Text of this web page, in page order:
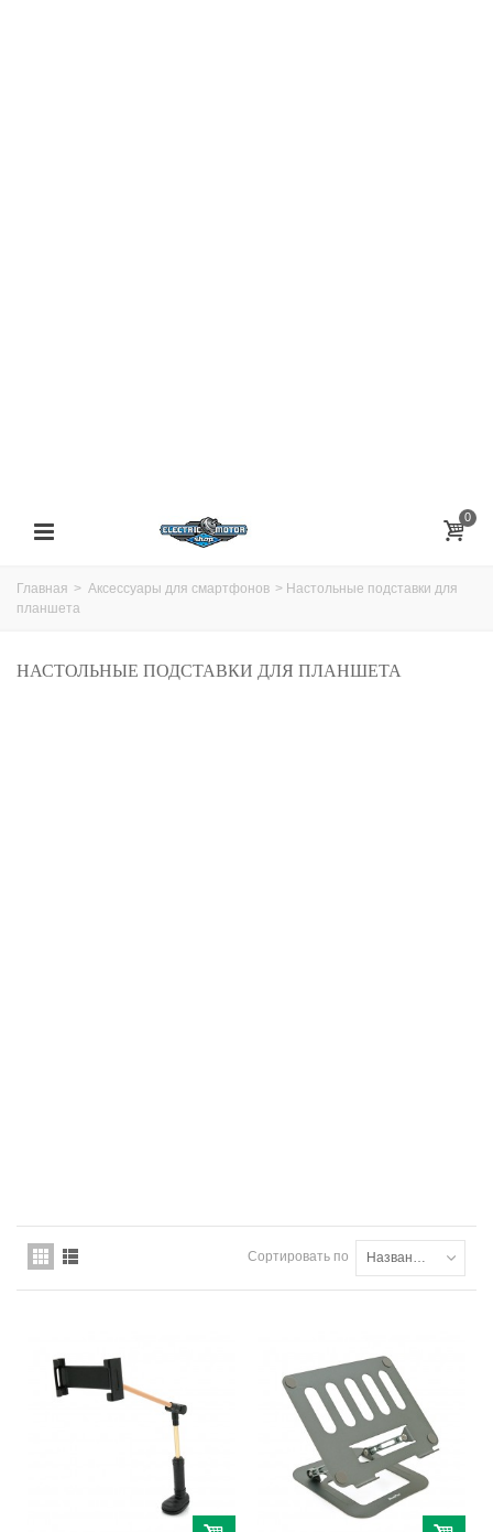
0
Главная > Аксессуары для смартфонов > Настольные подставки для
планшета
НАСТОЛЬНЫЕ ПОДСТАВКИ ДЛЯ ПЛАНШЕТА
Сортировать по Названию товара: от А до Я